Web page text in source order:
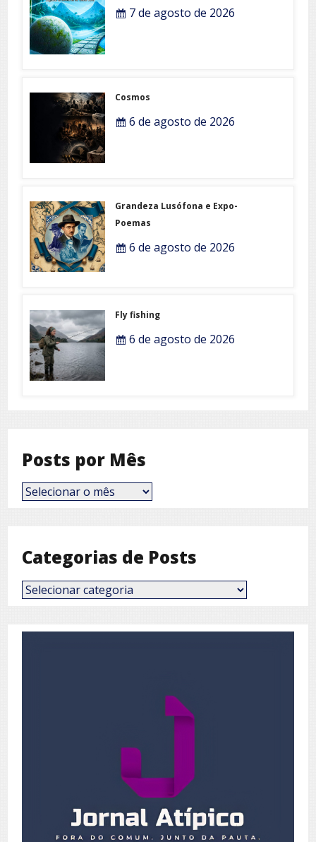
7 de agosto de 2026
Cosmos
6 de agosto de 2026
Grandeza Lusófona e Expo-
Poemas
6 de agosto de 2026
Fly fishing
6 de agosto de 2026
Posts por Mês
Posts
por
Categorias de Posts
Categorias
de